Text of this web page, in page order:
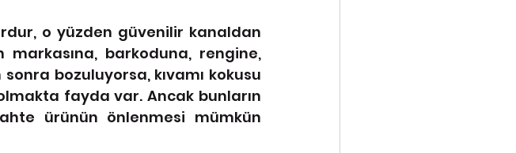
o yüzden güvenilir kanaldan
markasına, barkoduna, rengine,
bozuluyorsa, kıvamı kokusu
fayda var. Ancak bunların
ürünün önlenmesi mümkün